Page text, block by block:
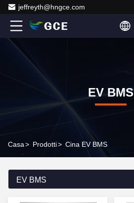
jeffreyth@hngce.com
EV BMS
Casa> Prodotti> Cina EV BMS
EV BMS